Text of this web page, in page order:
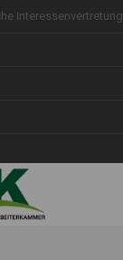
Interessenvertretung